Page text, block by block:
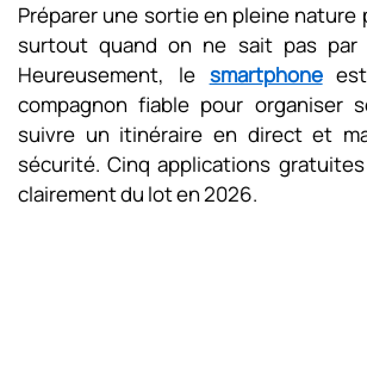
Préparer une sortie en pleine nature
surtout quand on ne sait pas par
Heureusement, le smartphoneest
compagnon fiable pour organiser
suivre un itinéraire en direct et
sécurité. Cinq applications
clairement du lot en 2026.